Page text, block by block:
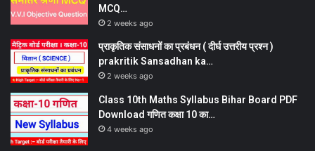
MCQ…
2 weeks ago
प्राकृतिक संसाधनों का प्रबंधन ( दीर्घ उत्तरीय प्रश्न )
prakritik Sansadhan ka…
2 weeks ago
Class 10th Maths Syllabus Bihar Board PDF
Download गणित कक्षा 10 का…
4 weeks ago